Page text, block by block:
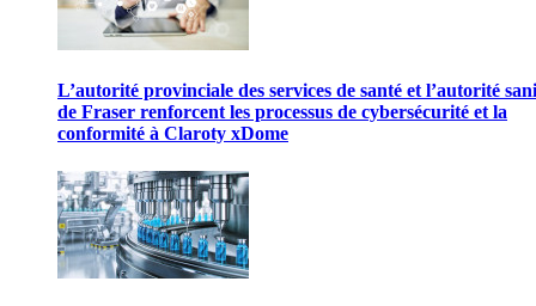
L’autorité provinciale des services de santé et l’autorité
de Fraser renforcent les processus de cybersécurité et la
conformité à Claroty xDome